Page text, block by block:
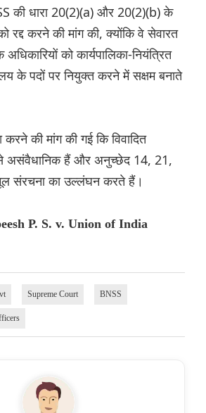
की धारा 20(2)(a) और 20(2)(b) के
रद्द करने की मांग की, क्योंकि वे सेवारत
अधिकारियों को कार्यपालिका-नियंत्रित
के पदों पर नियुक्त करने में सक्षम बनाते
करने की मांग की गई कि विवादित
से असंवैधानिक हैं और अनुच्छेद 14, 21,
संरचना का उल्लंघन करते हैं।
P. S. v. Union of India
Supreme Court BNSS